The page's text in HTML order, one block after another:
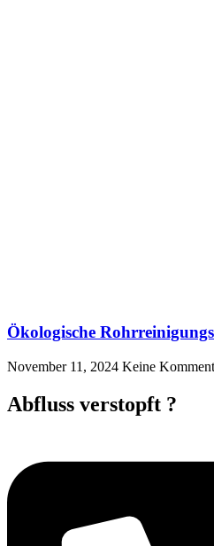
Ökologische
November 11, 2024 Keine
Abfluss verstopft ?